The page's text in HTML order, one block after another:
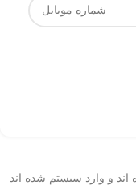
و وارد سیستم شده اند